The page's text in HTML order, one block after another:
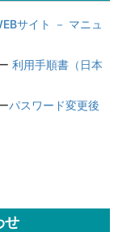
サイト － マニュ
利用手順書（日本
パスワード変更後
せ